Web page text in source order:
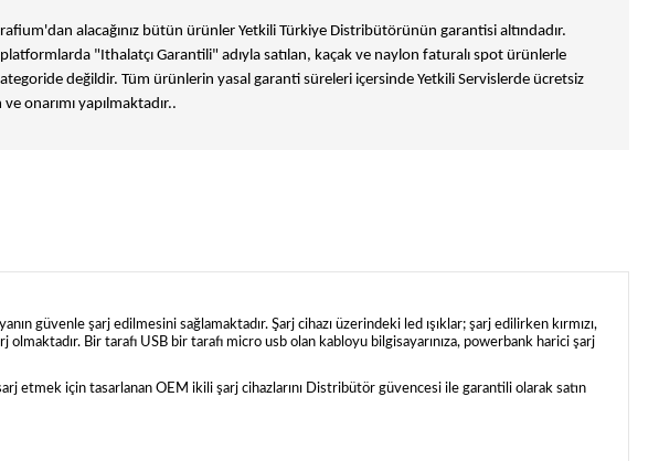
alacağınız bütün ürünler Yetkili Türkiye Distribütörünün garantisi altındadır.
platformlarda "Ithalatçı Garantili" adıyla satılan, kaçak ve naylon faturalı spot ürünlerle
değildir. Tüm ürünlerin yasal garanti süreleri içersinde Yetkili Servislerde ücretsiz
ve onarımı yapılmaktadır..
güvenle şarj edilmesini sağlamaktadır. Şarj cihazı üzerindeki led ışıklar; şarj edilirken kırmızı,
Bir tarafı USB bir tarafı micro usb olan kabloyu bilgisayarınıza, powerbank harici şarj
etmek için tasarlanan OEM ikili şarj cihazlarını Distribütör güvencesi ile garantili olarak satın